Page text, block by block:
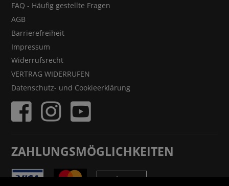
FAQ - Häufig gestellte Fragen
AGB
Barrierefreiheit
Impressum
Widerrufsrecht
VERTRAG WIDERRUFEN
Datenschutz- und Cookieerklärung
ZAHLUNGSMÖGLICHKEITEN
Rechnung